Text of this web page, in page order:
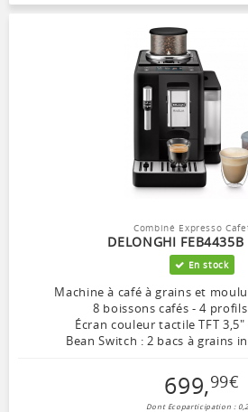
Combiné Expresso
DELONGHI FEB4435B
En stock
Machine à café à grains et
8 boissons cafés - 4
Écran couleur tactile TFT
Bean Switch : 2 bacs à grains
699,99€
Dont Ecoparticipation :